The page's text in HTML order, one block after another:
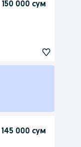
150 000 сум
145 000 сум